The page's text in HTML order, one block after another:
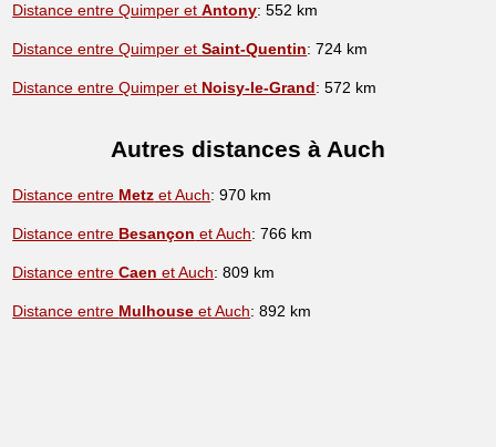
Distance entre Quimper etAntony: 552 km
Distance entre Quimper etSaint-Quentin: 724 km
Distance entre Quimper et Noisy-le-Grand: 572 km
Autres distances à Auch
Distance entre Metz et Auch: 970 km
Distance entre Besançon et Auch: 766 km
Distance entreCaen et Auch: 809 km
Distance entre Mulhouse et Auch: 892 km